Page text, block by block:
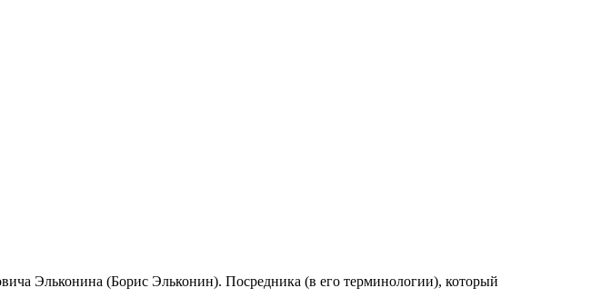
Эльконина (Борис Эльконин). Посредника (в его терминологии), который